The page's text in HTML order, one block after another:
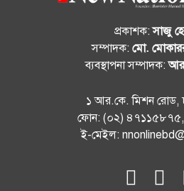
প্রকাশক:সাজু
সম্পাদক: মো.
ব্যবস্থাপনা সম্পাদক:
১ আর.কে. মিশন রোড,
ফোন: (০২)
ই-মেইল:
fab